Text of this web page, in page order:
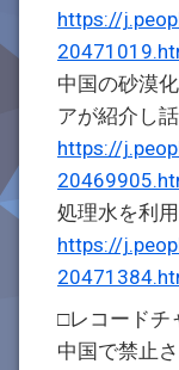
https://
中国の砂漠
アが紹介し
https://
処理水を利
https://
□レコードチ
中国で禁止